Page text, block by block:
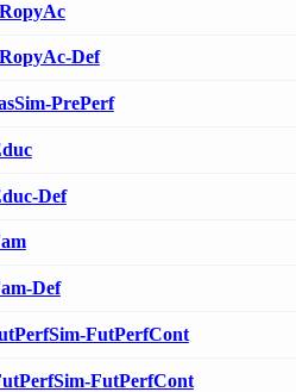
Def
PrePerf
Def
Def
FutPerfCont
FutPerfCont